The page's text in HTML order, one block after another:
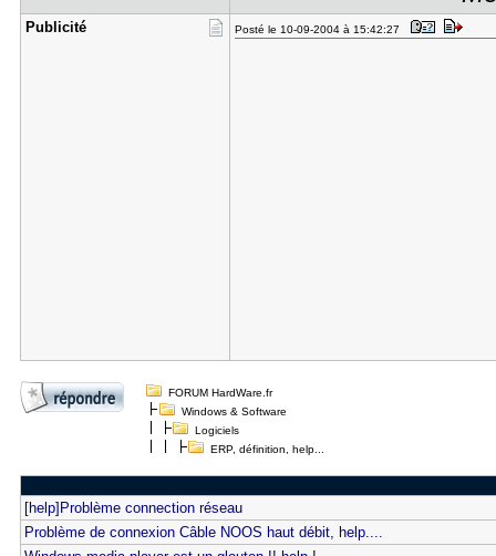
Publicité Posté le 10-09-2004 à 15:42:27
FORUM HardWare.fr
Windows & Software
Logiciels
ERP, définition, help...
[help]Problème connection réseau
Problème de connexion Câble NOOS haut débit, help....